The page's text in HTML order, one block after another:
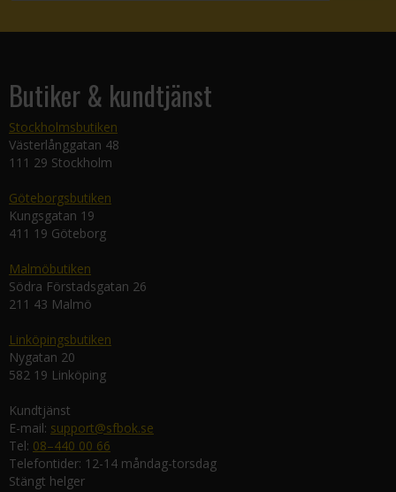
Butiker & kundtjänst
Stockholmsbutiken
Västerlånggatan 48
111 29 Stockholm
Göteborgsbutiken
Kungsgatan 19
411 19 Göteborg
Malmöbutiken
Södra Förstadsgatan 26
211 43 Malmö
Linköpingsbutiken
Nygatan 20
582 19 Linköping
Kundtjänst
E-mail: support@sfbok.se
Tel: 08–440 00 66
Telefontider: 12-14 måndag-torsdag
Stängt helger